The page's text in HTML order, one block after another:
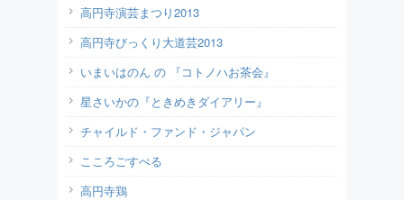
高円寺演芸まつり2013
高円寺びっくり大道芸2013
いまいはのん の 『コトノハお茶会』
星さいかの『ときめきダイアリー』
チャイルド・ファンド・ジャパン
こころごすぺる
高円寺鶏